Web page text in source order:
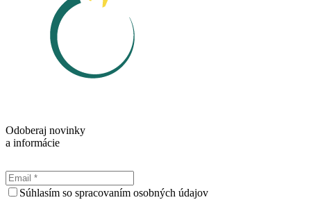
Odoberaj novinky
a informácie
Súhlasím so spracovaním osobných údajov